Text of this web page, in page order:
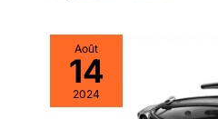
Août
14
2024